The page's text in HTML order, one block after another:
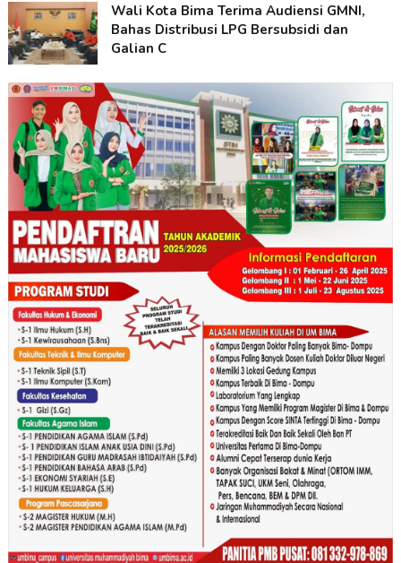
Wali Kota Bima Terima Audiensi GMNI,
Bahas Distribusi LPG Bersubsidi dan
Galian C